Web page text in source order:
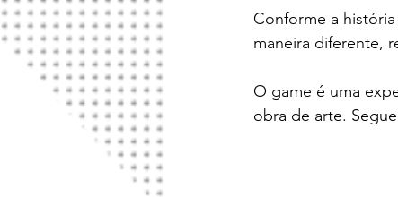
Conforme a
maneira diferente,
O game é uma
obra de arte.